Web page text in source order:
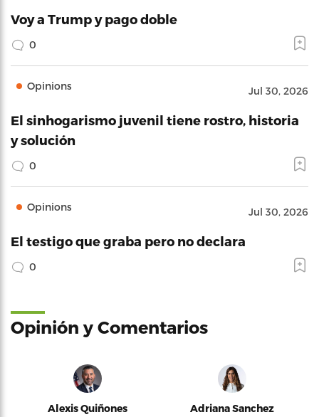
Voy a Trump y pago doble
0
Opinions Jul 30, 2026
El sinhogarismo juvenil tiene rostro, historia
y solución
0
Opinions Jul 30, 2026
El testigo que graba pero no declara
0
Opinión y Comentarios
Alexis Quiñones Adriana Sanchez